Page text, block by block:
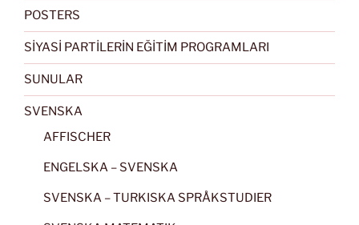
POSTERS
SİYASİ PARTİLERİN EĞİTİM PROGRAMLARI
SUNULAR
SVENSKA
AFFISCHER
ENGELSKA – SVENSKA
SVENSKA – TURKISKA SPRÅKSTUDIER